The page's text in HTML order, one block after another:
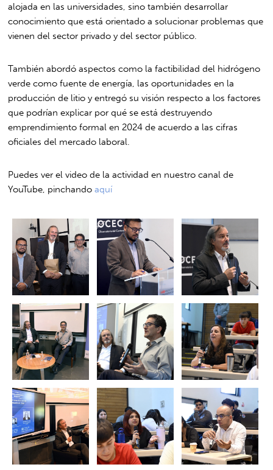
alojada en las universidades, sino también desarrollar
conocimiento que está orientado a solucionar problemas que
vienen del sector privado y del sector público.
También abordó aspectos como la factibilidad del hidrógeno
verde como fuente de energía, las oportunidades en la
producción de litio y entregó su visión respecto a los factores
que podrían explicar por qué se está destruyendo
emprendimiento formal en 2024 de acuerdo a las cifras
oficiales del mercado laboral.
Puedes ver el video de la actividad en nuestro canal de
YouTube, pinchandoaquí